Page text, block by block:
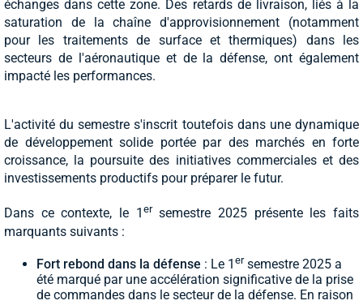
échanges dans cette zone. Des retards de livraison, liés à la
saturation de la chaîne d'approvisionnement (notamment
pour les traitements de surface et thermiques) dans les
secteurs de l'aéronautique et de la défense, ont également
impacté les performances.
L'activité du semestre s'inscrit toutefois dans une dynamique
de développement solide portée par des marchés en forte
croissance, la poursuite des initiatives commerciales et des
investissements productifs pour préparer le futur.
Dans ce contexte, le 1 ersemestre 2025 présente les faits
marquants suivants :
Fort rebond dans la défense : Le 1 ersemestre 2025 a
été marqué par une accélération significative de la prise
de commandes dans le secteur de la défense. En raison